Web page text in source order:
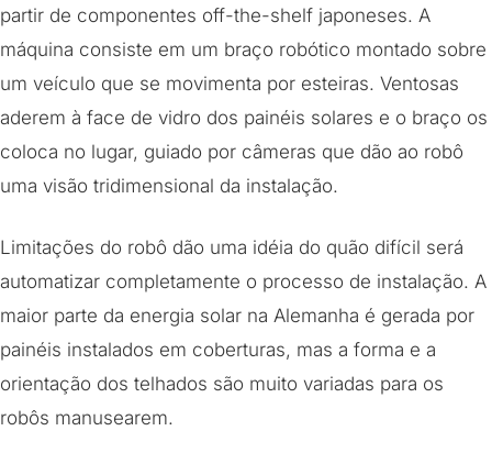
partir de componentes off-the-shelf japoneses. A
máquina consiste em um braço robótico montado sobre
um veículo que se movimenta por esteiras. Ventosas
aderem à face de vidro dos painéis solares e o braço os
coloca no lugar, guiado por câmeras que dão ao robô
uma visão tridimensional da instalação.
Limitações do robô dão uma idéia do quão difícil será
automatizar completamente o processo de instalação. A
maior parte da energia solar na Alemanha é gerada por
painéis instalados em coberturas, mas a forma e a
orientação dos telhados são muito variadas para os
robôs manusearem.